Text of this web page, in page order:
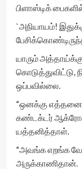
பிளாஸ்டிக்
`அநியாயம்!
யாரும்
ஒப்பவில்லை.
“ஒனக்கு எத்தனை
கண்டக்டர்
யத்தனித்தாள்.
“அவங்க எறங்க
அருக்காணிதான்.